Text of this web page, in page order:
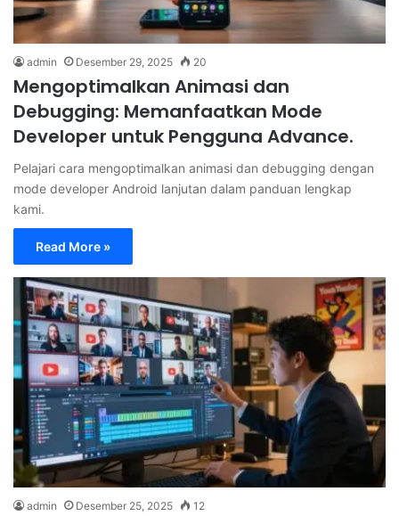
admin Desember 29, 2025 20
Mengoptimalkan Animasi dan
Debugging: Memanfaatkan Mode
Developer untuk Pengguna Advance.
Pelajari cara mengoptimalkan animasi dan debugging dengan
mode developer Android lanjutan dalam panduan lengkap
kami.
Read More »
admin Desember 25, 2025 12